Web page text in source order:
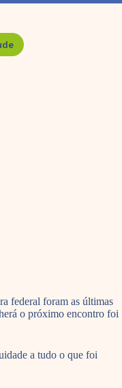
federal foram as últimas
o próximo encontro foi
a tudo o que foi